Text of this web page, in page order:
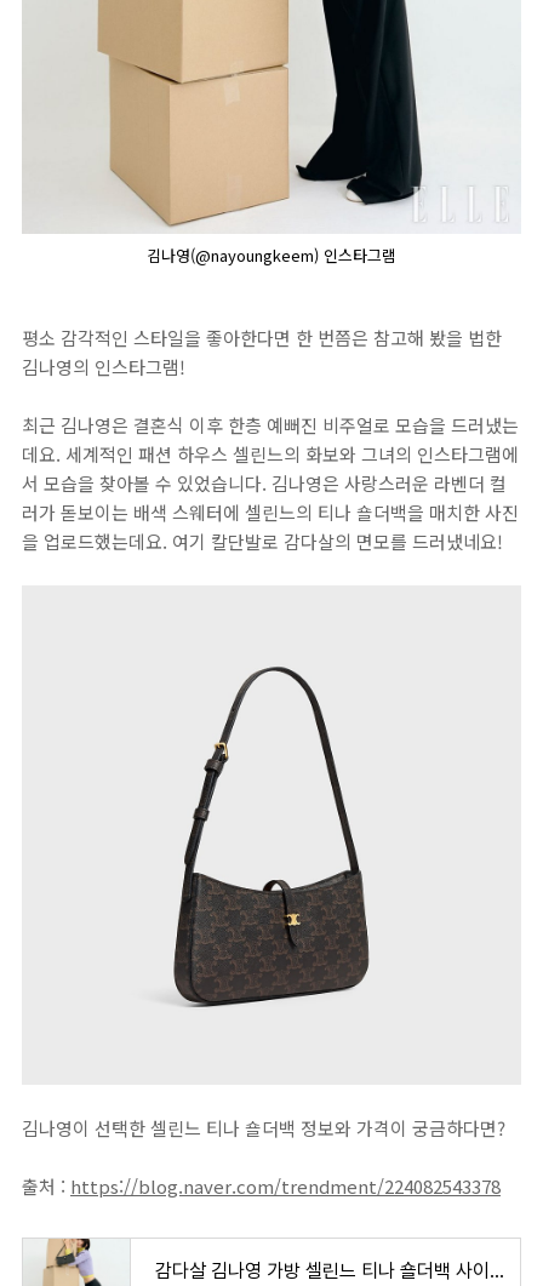
김나영(@nayoungkeem) 인스타그램
평소 감각적인 스타일을 좋아한다면 한 번쯤은 참고해 봤을 법한
김나영의 인스타그램!
최근 김나영은 결혼식 이후 한층 예뻐진 비주얼로 모습을 드러냈는
데요. 세계적인 패션 하우스 셀린느의 화보와 그녀의 인스타그램에
서 모습을 찾아볼 수 있었습니다. 김나영은 사랑스러운 라벤더 컬
러가 돋보이는 배색 스웨터에 셀린느의 티나 숄더백을 매치한 사진
을 업로드했는데요. 여기 칼단발로 감다살의 면모를 드러냈네요!
김나영이 선택한 셀린느 티나 숄더백 정보와 가격이 궁금하다면?
출처 : https://blog.naver.com/trendment/224082543378
감다살 김나영 가방 셀린느 티나 숄더백 사이즈 및 가격은?